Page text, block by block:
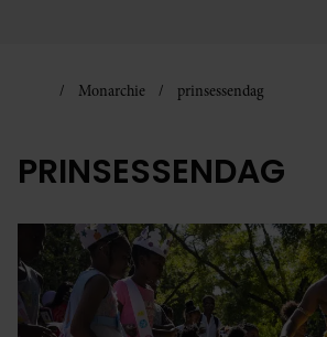
Monarchie prinsessendag
PRINSESSENDAG